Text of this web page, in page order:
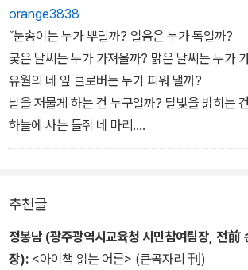
는 추위와 굶주림에 시달리는 벌을 받는다. 나는
전해온 사람들이 땀흘려 일하는 노동의 소중함을
고 있다. 어려움이 닥칠 순간에 대비해야 한다는
지도 않다. 그러면 첫눈이 내리고, 예정된 겨울이
릭은 어떻게 될까. 프레드릭은 춥고 배고픈 친구들에게 여름내 모아
두었던 햇살과 색깔, 이야기를 나누어준다. 마치
는 친구. 나는 시인의 소중함을 이처럼 간결하면
야기해주는 책을 만난 적이 없다.- 이혜리
orange3838
˝눈송이는 누가 뿌릴까? 얼음은 누가 독일까?
궂은 날씨는 누가 가져올까? 맑은 날씨는 누가
유월의 네 잎 클로버는 누가 피워 낼까?
날을 저물게 하는 건 누구일까? 달빛을 밝히는
하늘에 사는 들쥐 네 마리.
너희들과 나 같은 들쥐 네 마리.
가을쥐는 열매와 밀을 가져온다네.
겨울쥐는 오들오들 작은 몸을 웅크리지.
계절이 넷이니 얼마나 좋아?
추천글
정봉남 (광주광역시교육청 시민참여팀장, 전前
장): <아이책 읽는 어른> (큰곰자리 刊)